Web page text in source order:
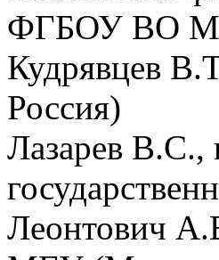
ФГБОУ ВО
Кудрявцев
Россия)
Лазарев В.С.,
Леонтович